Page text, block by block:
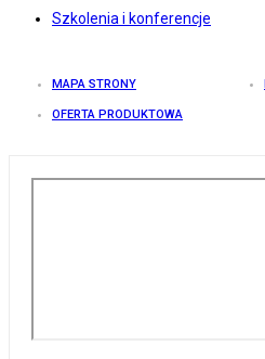
Szkolenia i konferencje
MAPA STRONY
OFERTA PRODUKTOWA